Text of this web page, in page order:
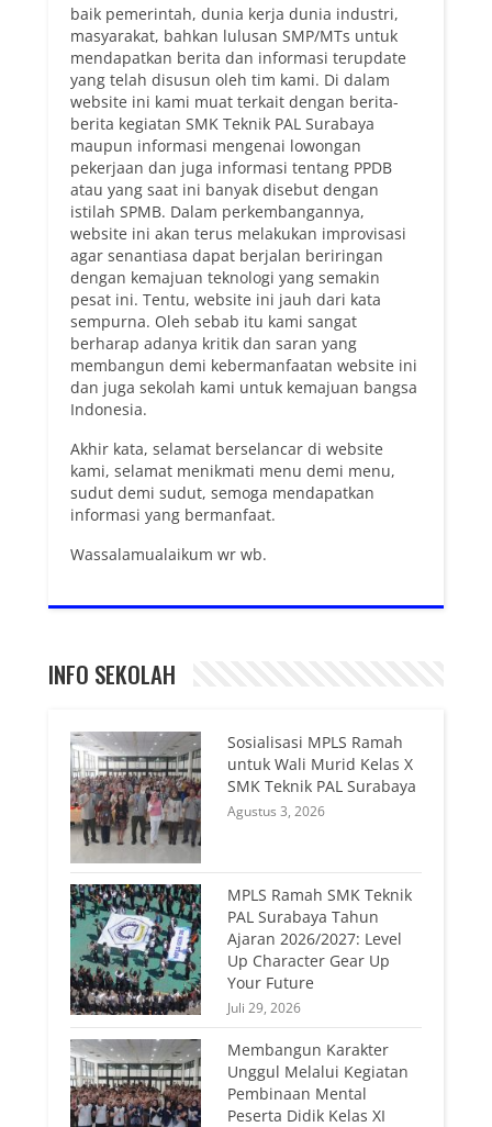
baik pemerintah, dunia kerja dunia industri,
masyarakat, bahkan lulusan SMP/MTs untuk
mendapatkan berita dan informasi terupdate
yang telah disusun oleh tim kami. Di dalam
website ini kami muat terkait dengan berita-
berita kegiatan SMK Teknik PAL Surabaya
maupun informasi mengenai lowongan
pekerjaan dan juga informasi tentang PPDB
atau yang saat ini banyak disebut dengan
istilah SPMB. Dalam perkembangannya,
website ini akan terus melakukan improvisasi
agar senantiasa dapat berjalan beriringan
dengan kemajuan teknologi yang semakin
pesat ini. Tentu, website ini jauh dari kata
sempurna. Oleh sebab itu kami sangat
berharap adanya kritik dan saran yang
membangun demi kebermanfaatan website ini
dan juga sekolah kami untuk kemajuan bangsa
Indonesia.
Akhir kata, selamat berselancar di website
kami, selamat menikmati menu demi menu,
sudut demi sudut, semoga mendapatkan
informasi yang bermanfaat.
Wassalamualaikum wr wb.
INFO SEKOLAH
Sosialisasi MPLS Ramah
untuk Wali Murid Kelas X
SMK Teknik PAL Surabaya
Agustus 3, 2026
MPLS Ramah SMK Teknik
PAL Surabaya Tahun
Ajaran 2026/2027: Level
Up Character Gear Up
Your Future
Juli 29, 2026
Membangun Karakter
Unggul Melalui Kegiatan
Pembinaan Mental
Peserta Didik Kelas XI